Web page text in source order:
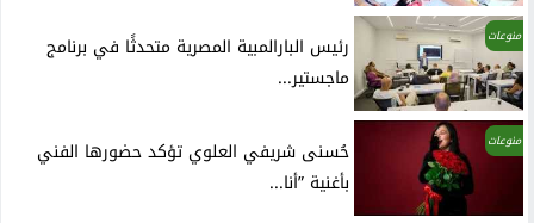
منوعات
رئيس البارالمبية المصرية متحدثًا في برنامج
ماجستير...
منوعات
حُسنى شريفي العلوي تؤكد حضورها الفني
بأغنية ”أنا...